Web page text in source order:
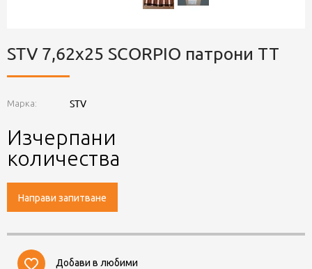
STV 7,62x25 SCORPIO патрони ТТ
Марка: STV
Изчерпани
количества
Направи запитване
Добави в любими